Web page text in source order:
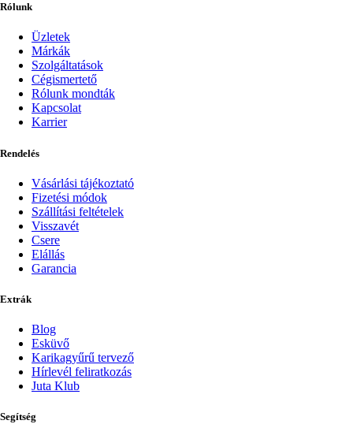
Rólunk
Üzletek
Márkák
Szolgáltatások
Cégismertető
Rólunk mondták
Kapcsolat
Karrier
Rendelés
Vásárlási tájékoztató
Fizetési módok
Szállítási feltételek
Visszavét
Csere
Elállás
Garancia
Extrák
Blog
Esküvő
Karikagyűrű tervező
Hírlevél feliratkozás
Juta Klub
Segítség